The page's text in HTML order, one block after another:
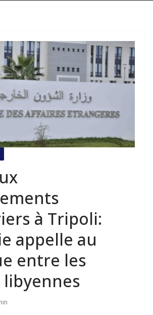
à Tripoli:
appelle au
entre les